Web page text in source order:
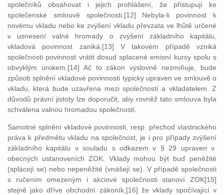
společníků obsahovat i jejich prohlášení, že přistupují ke
společenské smlouvě společnosti.[12] Nebyla-li povinnost k
novému vkladu nebo ke zvýšení vkladu převzata ve lhůtě určené
v usnesení valné hromady o zvýšení základního kapitálu,
vkladová povinnost zaniká.[13] V takovém případě vzniká
společnosti povinnost vrátit dosud splacené emisní kursy spolu s
obvyklým úrokem.[14] Ač to zákon výslovně nezmiňuje, bude
způsob splnění vkladové povinnosti typicky upraven ve smlouvě o
vkladu, která bude uzavřena mezi společností a vkladatelem. Z
důvodů právní jistoty lze doporučit, aby rovněž tato smlouva byla
schválena valnou hromadou společnosti.
Samotné splnění vkladové povinnosti, resp. přechod vlastnického
práva k předmětu vkladu na společnost, je i pro případy zvýšení
základního kapitálu v souladu s odkazem v § 29 upraven v
obecných ustanoveních ZOK. Vklady mohou být buď peněžité
(splácejí se) nebo nepeněžité (vnášejí se). V případě společnosti
s ručením omezeným i akciové společnosti stanoví ZOK[15]
stejně jako dříve obchodní zákoník,[16] že vklady spočívající v